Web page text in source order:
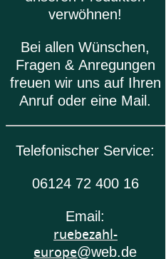
verwöhnen!
Bei allen Wünschen,
Fragen & Anregungen
freuen wir uns auf Ihren
Anruf oder eine Mail.
Telefonischer Service:
06124 72 400 16
Email:
ruebezahl-
europe@web.de